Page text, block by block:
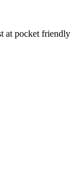
at pocket friendly